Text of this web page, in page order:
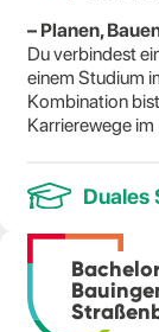
– Planen,
Du verbindest
einem Studium
Kombination
Karrierewege im
Duales